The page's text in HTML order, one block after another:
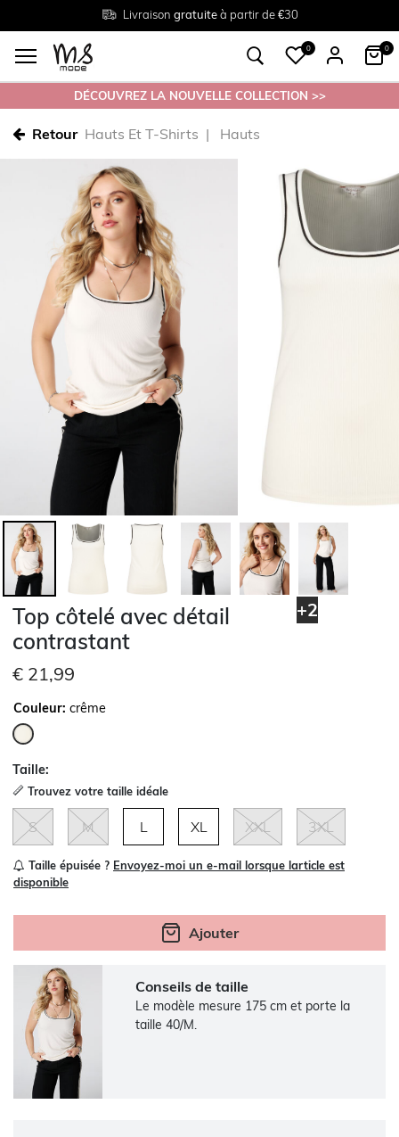
Livraison gratuiteà partir de €30
Tailles du38 au 54
Retourgratuit en magasin
0 0
DÉCOUVREZ LA NOUVELLE COLLECTION >>
Retour Hauts Et T-Shirts Hauts
+2
Top côtelé avec détail
contrastant
€ 21,99
Couleur: crême
Taille:
Trouvez votre taille idéale
S M L XL XXL 3XL
Taille épuisée ? Envoyez-moi un e-mail lorsque larticle est
disponible
Ajouter
Conseils de taille
Le modèle mesure 175 cm et porte la
taille 40/M.